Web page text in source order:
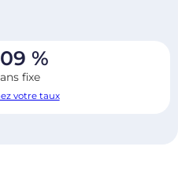
%
fixe
votre taux